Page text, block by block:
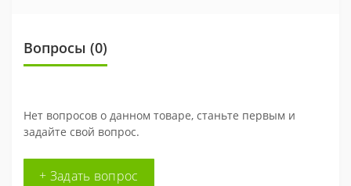
Вопросы (0)
Нет вопросов о данном товаре, станьте первым и
задайте свой вопрос.
+ Задать вопрос